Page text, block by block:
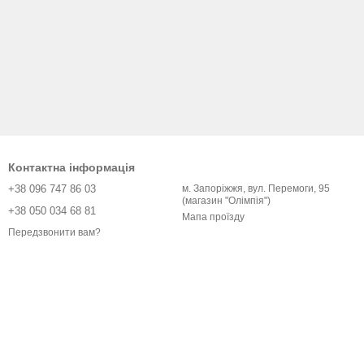
Контактна інформація
+38 096 747 86 03
+38 050 034 68 81
Передзвонити вам?
м. Запоріжжя, вул. Перемоги, 95
(магазин "Олімпія")
Мапа проїзду